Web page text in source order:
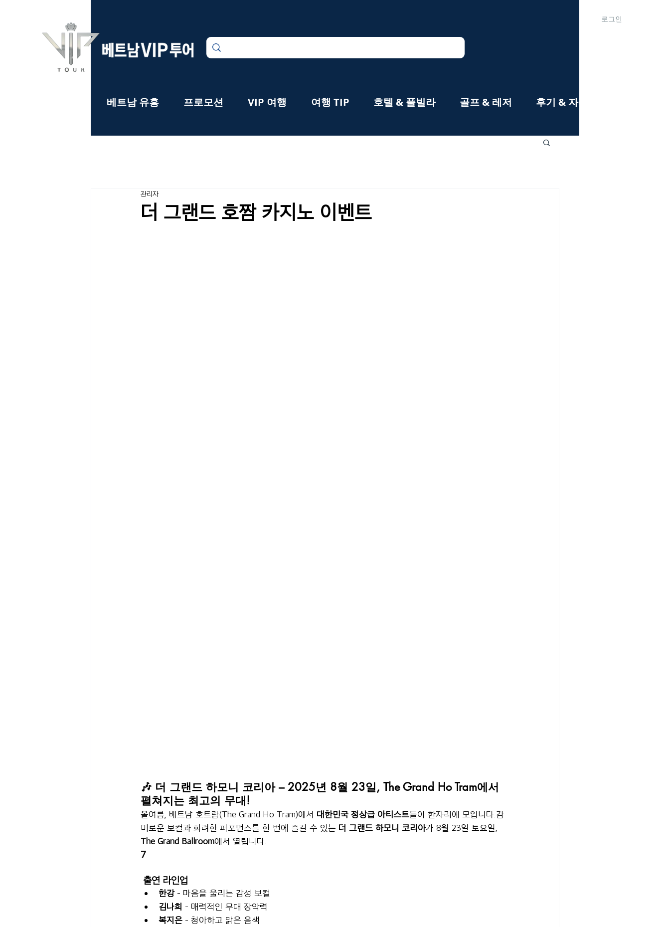
로그인
베트남 유흥 프로모션 VIP 여행 여행 TIP 호텔 & 풀빌라 골프 & 레저 후기 & 자유게시판
더 그랜드 호짬 카지노 이벤트
관리자
🎶 더 그랜드 하모니 코리아 – 2025년 8월 23일, The Grand Ho Tram에서
펼쳐지는 최고의 무대!
올여름, 베트남 호트람(The Grand Ho Tram)에서 대한민국 정상급 아티스트들이 한자리에 모입니다.감
미로운 보컬과 화려한 퍼포먼스를 한 번에 즐길 수 있는 더 그랜드 하모니 코리아가 8월 23일 토요일,
The Grand Ballroom에서 열립니다.
7
출연 라인업
한강 – 마음을 울리는 감성 보컬
김나희 – 매력적인 무대 장악력
복지은 – 청아하고 맑은 음색